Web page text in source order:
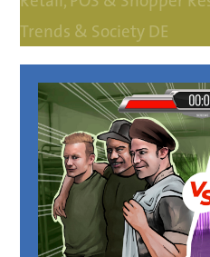
Trends & Society DE